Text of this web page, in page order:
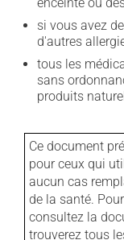
si vous avez
d'autres
tous les
sans
produits
Ce document
pour ceux qui
aucun cas
de la santé.
consultez la
trouverez tous